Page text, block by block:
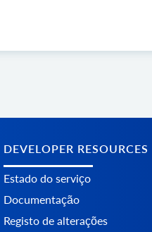
DEVELOPER RESOURCES
Estado do serviço
Documentação
Registo de alterações